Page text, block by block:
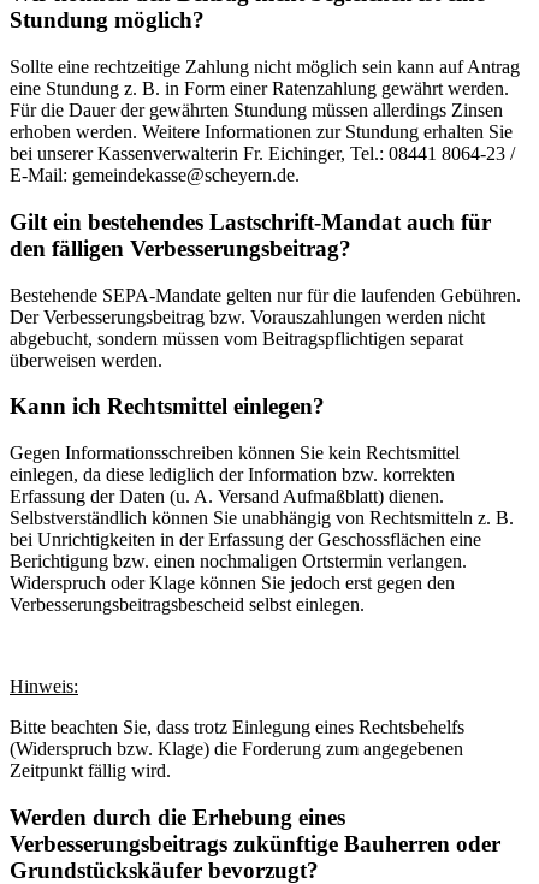
Stundung möglich?
Sollte eine rechtzeitige Zahlung nicht möglich sein kann auf Antrag
eine Stundung z. B. in Form einer Ratenzahlung gewährt werden.
Für die Dauer der gewährten Stundung müssen allerdings Zinsen
erhoben werden. Weitere Informationen zur Stundung erhalten Sie
bei unserer Kassenverwalterin Fr. Eichinger, Tel.: 08441 8064-23 /
E-Mail: gemeindekasse@scheyern.de.
Gilt ein bestehendes Lastschrift-Mandat auch für
den fälligen Verbesserungsbeitrag?
Bestehende SEPA-Mandate gelten nur für die laufenden Gebühren.
Der Verbesserungsbeitrag bzw. Vorauszahlungen werden nicht
abgebucht, sondern müssen vom Beitragspflichtigen separat
überweisen werden.
Kann ich Rechtsmittel einlegen?
Gegen Informationsschreiben können Sie kein Rechtsmittel
einlegen, da diese lediglich der Information bzw. korrekten
Erfassung der Daten (u. A. Versand Aufmaßblatt) dienen.
Selbstverständlich können Sie unabhängig von Rechtsmitteln z. B.
bei Unrichtigkeiten in der Erfassung der Geschossflächen eine
Berichtigung bzw. einen nochmaligen Ortstermin verlangen.
Widerspruch oder Klage können Sie jedoch erst gegen den
Verbesserungsbeitragsbescheid selbst einlegen.
Hinweis:
Bitte beachten Sie, dass trotz Einlegung eines Rechtsbehelfs
(Widerspruch bzw. Klage) die Forderung zum angegebenen
Zeitpunkt fällig wird.
Werden durch die Erhebung eines
Verbesserungsbeitrags zukünftige Bauherren oder
Grundstückskäufer bevorzugt?